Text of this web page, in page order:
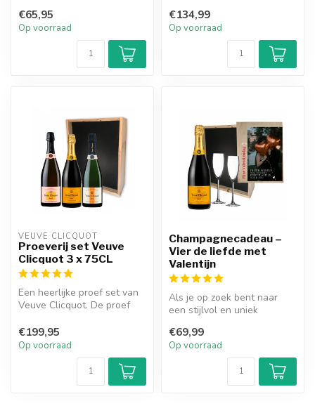
€65,95
Op voorraad
€134,99
Op voorraad
VEUVE CLICQUOT
Proeverij set Veuve
Clicquot 3 x 75CL
Een heerlijke proef set van
Veuve Clicquot. De proef
€199,95
Op voorraad
Champagnecadeau –
Vier de liefde met
Valentijn
Als je op zoek bent naar
een stijlvol en uniek
geper...
€69,99
Op voorraad